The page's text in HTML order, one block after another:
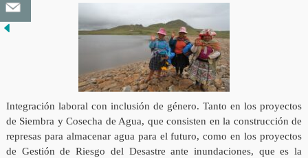
Integración laboral con inclusión de género. Tanto en los proyectos
de Siembra y Cosecha de Agua, que consisten en la construcción de
represas para almacenar agua para el futuro, como en los proyectos
de Gestión de Riesgo del Desastre ante inundaciones, que es la